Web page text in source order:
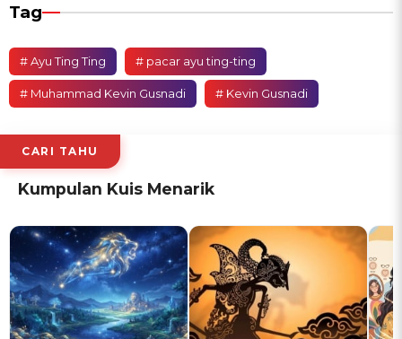
Tag
# Ayu Ting Ting # pacar ayu ting-ting
# Muhammad Kevin Gusnadi # Kevin Gusnadi
CARI TAHU
Kumpulan Kuis Menarik